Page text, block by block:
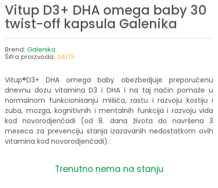
Vitup D3+ DHA omega baby 30
twist-off kapsula Galenika
Brend: Galenika
Šifra proizvoda: 34173
Vitup®D3+ DHA omega baby obezbedjuje preporučenu
dnevnu dozu vitamina D3 i DHA i na taj način pomaže u
normalnom funkcionisanju mišića, rastu i razvoju kostiju i
zuba, mozga, kognitivnih i mentalnih funkcija i razvoju vida
kod novorodjenčadi (od 8. dana života do navršena 3
meseca za prevenciju stanja izazavanih nedostatkom ovih
vitamina kod novorodjenčadi).
Trenutno nema na stanju